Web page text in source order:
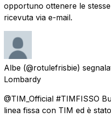
opportuno ottenere le
ricevuta via e-mail.
Albe (@rotulefrisbie)
Lombardy
@TIM_Official #TIMFISSO
linea fissa con TIM ed è